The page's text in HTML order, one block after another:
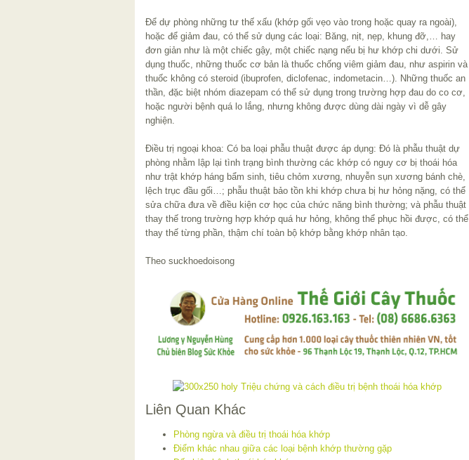
Để dự phòng những tư thế xấu (khớp gối vẹo vào trong hoặc quay ra ngoài),
hoặc để giảm đau, có thể sử dụng các loại: Băng, nịt, nẹp, khung đỡ,… hay
đơn giản như là một chiếc gậy, một chiếc nạng nếu bị hư khớp chi dưới. Sử
dụng thuốc, những thuốc cơ bản là thuốc chống viêm giảm đau, như aspirin và
thuốc không có steroid (ibuprofen, diclofenac, indometacin…). Những thuốc an
thần, đặc biệt nhóm diazepam có thể sử dụng trong trường hợp đau do co cơ,
hoặc người bệnh quá lo lắng, nhưng không được dùng dài ngày vì dễ gây
nghiện.
Điều trị ngoại khoa: Có ba loại phẫu thuật được áp dụng: Đó là phẫu thuật dự
phòng nhằm lập lại tình trạng bình thường các khớp có nguy cơ bị thoái hóa
như trật khớp háng bẩm sinh, tiêu chỏm xương, nhuyễn sụn xương bánh chè,
lệch trục đầu gối…; phẫu thuật bảo tồn khi khớp chưa bị hư hỏng nặng, có thể
sửa chữa đưa về điều kiện cơ học của chức năng bình thường; và phẫu thuật
thay thế trong trường hợp khớp quá hư hỏng, không thể phục hồi được, có thể
thay thế từng phần, thậm chí toàn bộ khớp bằng khớp nhân tạo.
Theo suckhoedoisong
Liên Quan Khác
Phòng ngừa và điều trị thoái hóa khớp
Điểm khác nhau giữa các loại bệnh khớp thường gặp